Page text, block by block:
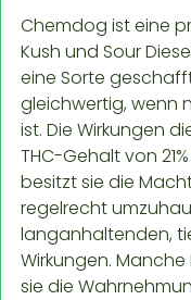
Chemdog ist eine
Kush und Sour
eine Sorte
gleichwertig, wenn
ist. Die Wirkungen
THC-Gehalt von
besitzt sie die
regelrecht
langanhaltenden,
Wirkungen.
sie die